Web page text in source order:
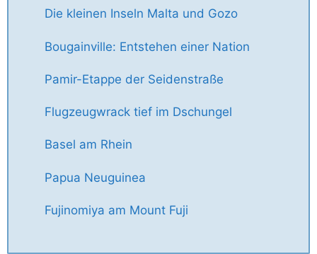
Die kleinen Inseln Malta und Gozo
Bougainville: Entstehen einer Nation
Pamir-Etappe der Seidenstraße
Flugzeugwrack tief im Dschungel
Basel am Rhein
Papua Neuguinea
Fujinomiya am Mount Fuji